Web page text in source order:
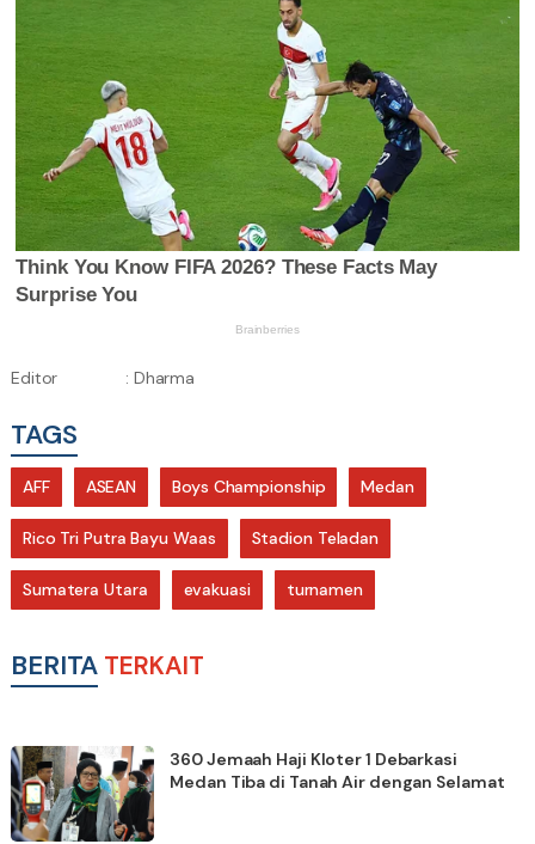
Editor : Dharma
TAGS
AFF ASEAN Boys Championship Medan
Rico Tri Putra Bayu Waas Stadion Teladan
Sumatera Utara evakuasi turnamen
BERITA TERKAIT
360 Jemaah Haji Kloter 1 Debarkasi
Medan Tiba di Tanah Air dengan Selamat